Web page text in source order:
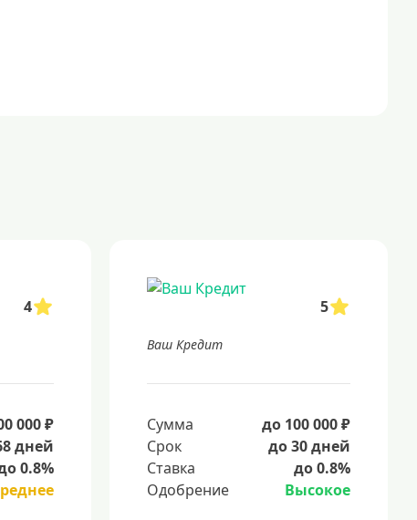
4
000 ₽
дней
0.8%
5
Ваш Кредит
Сумма
до 100 000 ₽
Срок
до 30 дней
Ставка
до 0.8%
Одобрение
Высокое